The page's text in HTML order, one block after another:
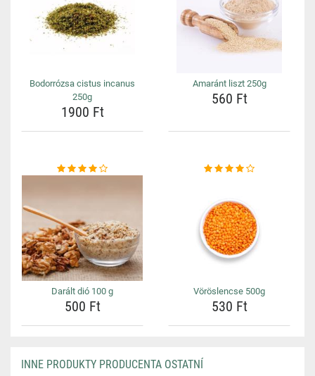
Bodorrózsa cistus incanus
250g
1900 Ft
Amaránt liszt 250g
560 Ft
Darált dió 100 g
500 Ft
Vöröslencse 500g
530 Ft
INNE PRODUKTY PRODUCENTA OSTATNÍ